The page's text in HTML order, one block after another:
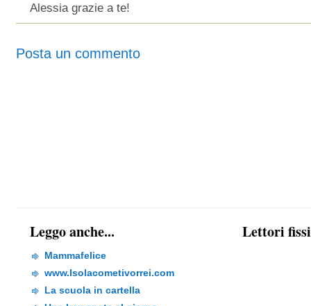
Alessia grazie a te!
Posta un commento
Leggo anche...
Mammafelice
www.Isolacometivorrei.com
La scuola in cartella
Lettori fissi